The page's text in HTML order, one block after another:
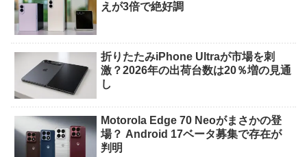
えが3倍で絶好調
折りたたみiPhone Ultraが市場を刺
激？2026年の出荷台数は20％増の見通
し
Motorola Edge 70 Neoがまさかの登
場？ Android 17ベータ募集で存在が
判明